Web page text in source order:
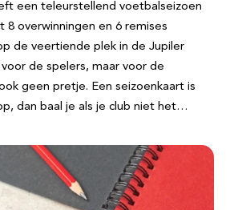
een teleurstellend voetbalseizoen
8 overwinningen en 6 remises
de veertiende plek in de Jupiler
de spelers, maar voor de
geen pretje. Een seizoenkaart is
dan baal je als je club niet het…